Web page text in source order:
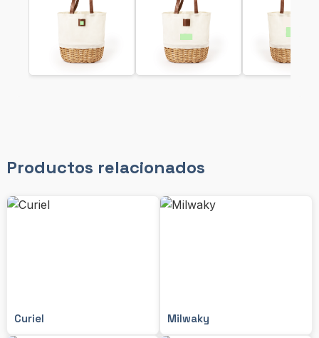
Productos relacionados
Curiel Milwaky